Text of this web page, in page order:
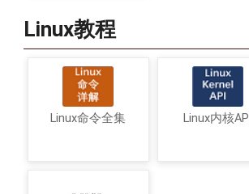
Linux教程
Linux命令全集 Linux内核API